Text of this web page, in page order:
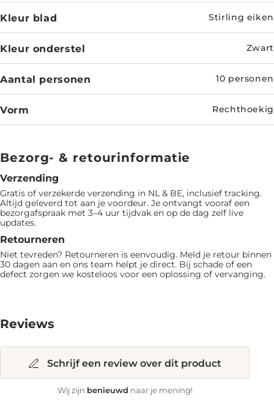
Kleur blad Stirling eiken
Kleur onderstel Zwart
Aantal personen 10 personen
Vorm Rechthoekig
Bezorg- & retourinformatie
Verzending
Gratis of verzekerde verzending in NL & BE, inclusief tracking.
Altijd geleverd tot aan je voordeur. Je ontvangt vooraf een
bezorgafspraak met 3–4 uur tijdvak en op de dag zelf live
updates.
Retourneren
Niet tevreden? Retourneren is eenvoudig. Meld je retour binnen
30 dagen aan en ons team helpt je direct. Bij schade of een
defect zorgen we kosteloos voor een oplossing of vervanging.
Reviews
Schrijf een review over dit product
Wij zijn benieuwd naar je mening!